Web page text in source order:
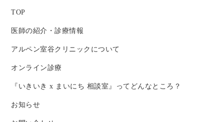
TOP
医師の紹介・診療情報
アルペン室谷クリニックについて
オンライン診療
『いきいき x まいにち 相談室』ってどんなところ？
お知らせ